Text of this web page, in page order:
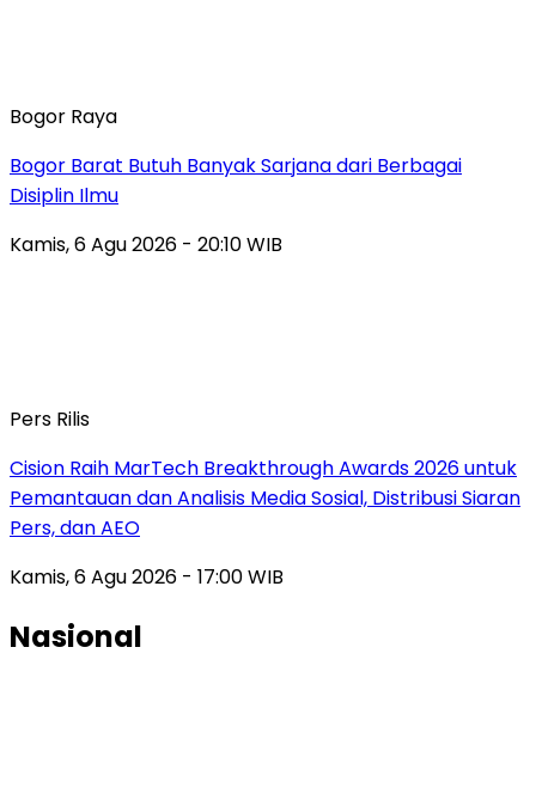
Bogor Raya
Bogor Barat Butuh Banyak Sarjana dari Berbagai
Disiplin Ilmu
Kamis, 6 Agu 2026 - 20:10 WIB
Pers Rilis
Cision Raih MarTech Breakthrough Awards 2026 untuk
Pemantauan dan Analisis Media Sosial, Distribusi Siaran
Pers, dan AEO
Kamis, 6 Agu 2026 - 17:00 WIB
Nasional